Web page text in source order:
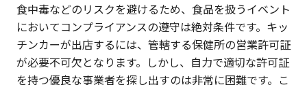
食中毒などのリスクを避けるため、食品を扱うイベント
においてコンプライアンスの遵守は絶対条件です。キッ
チンカーが出店するには、管轄する保健所の営業許可証
が必要不可欠となります。しかし、自力で適切な許可証
を持つ優良な事業者を探し出すのは非常に困難です。こ